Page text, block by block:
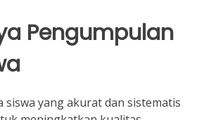
Pengumpulan
siswa yang akurat dan sistematis